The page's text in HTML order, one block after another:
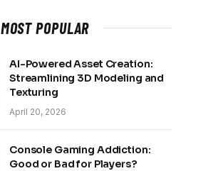
MOST POPULAR
AI-Powered Asset Creation:
Streamlining 3D Modeling and
Texturing
April 20, 2026
Console Gaming Addiction:
Good or Bad for Players?